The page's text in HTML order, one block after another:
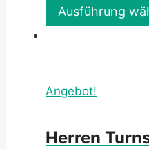
Ausführung
Angebot!
Herren